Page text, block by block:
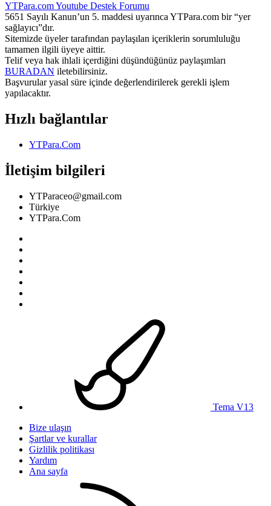
YTPara.comYoutube Destek Forumu
5651 Sayılı Kanun’un 5. maddesi uyarınca YTPara.com bir “yer
sağlayıcı”dır.
Sitemizde üyeler tarafından paylaşılan içeriklerin sorumluluğu
tamamen ilgili üyeye aittir.
Telif veya hak ihlali içerdiğini düşündüğünüz paylaşımları
BURADAN iletebilirsiniz.
Başvurular yasal süre içinde değerlendirilerek gerekli işlem
yapılacaktır.
Hızlı bağlantılar
YTPara.Com
İletişim bilgileri
YTParaceo@gmail.com
Türkiye
YTPara.Com
Tema V13
Bize ulaşın
Şartlar ve kurallar
Gizlilik politikası
Yardım
Ana sayfa